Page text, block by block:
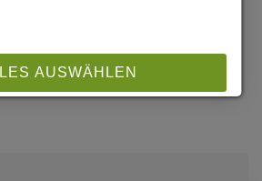
1949
AUSWÄHLEN